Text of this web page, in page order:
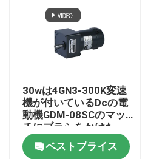
30wは4GN3-300K変速
機が付いているDcの電
動機GDM-08SCのマッ
チにブラシをかけた
ベストプライス